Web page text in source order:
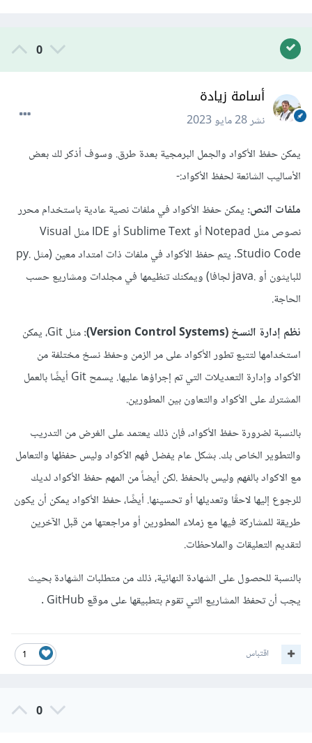
0
أسامة زيادة
نشر28 مايو 2023
يمكن حفظ الأكواد والجمل البرمجية بعدة طرق. وسوف أذكر لك بعض
الأساليب الشائعة لحفظ الأكواد:-
ملفات النص:يمكن حفظ الأكواد في ملفات نصية عادية باستخدام محرر
نصوص مثل Notepad أو Sublime Text أو IDE مثل Visual
Studio Code. يتم حفظ الأكواد في ملفات ذات امتداد معين (مثل .py
للبايثون أو .java لجافا) ويمكنك تنظيمها في مجلدات ومشاريع حسب
الحاجة.
نظم إدارة النسخ (Version Control Systems):
مثل Git، يمكن
استخدامها لتتبع تطور الأكواد على مر الزمن وحفظ نسخ مختلفة من
الأكواد وإدارة التعديلات التي تم إجراؤها عليها. يسمح Git أيضًا بالعمل
المشترك على الأكواد والتعاون بين المطورين.
بالنسبة لضرورة حفظ الأكواد، فإن ذلك يعتمد على الغرض من التدريب
والتطوير الخاص بك. بشكل عام يفضل فهم الأكواد وليس حفظها والتعامل
مع الاكواد بالفهم وليس بالحفظ .لكن أيضاً من المهم حفظ الأكواد لديك
للرجوع إليها لاحقًا وتعديلها أو تحسينها. أيضًا، حفظ الأكواد يمكن أن يكون
طريقة للمشاركة فيها مع زملاء المطورين أو مراجعتها من قبل الآخرين
لتقديم التعليقات والملاحظات.
بالنسبة للحصول على الشهادة النهائية، ذلك من متطلبات الشهادة بحيث
يجب أن تحفظ المشاريع التي تقوم بتطبيقها على موقع GitHub .
1 اقتباس
0